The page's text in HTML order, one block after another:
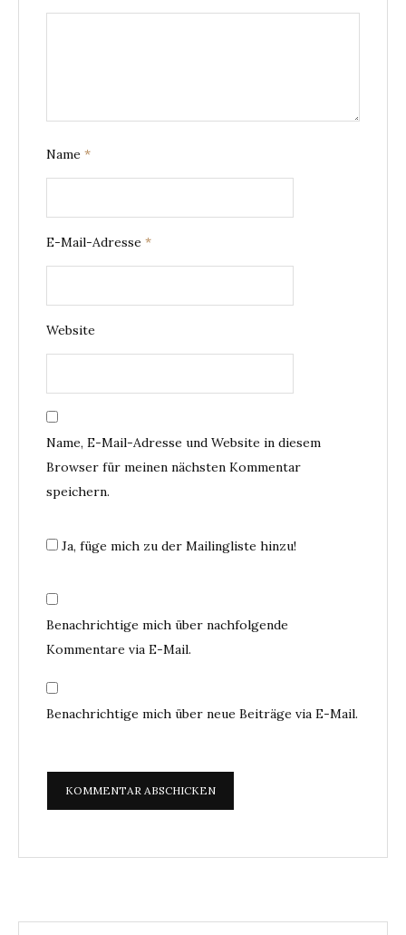
Name *
E-Mail-Adresse *
Website
Name, E-Mail-Adresse und Website in diesem
Browser für meinen nächsten Kommentar
speichern.
Ja, füge mich zu der Mailingliste hinzu!
Benachrichtige mich über nachfolgende
Kommentare via E-Mail.
Benachrichtige mich über neue Beiträge via E-Mail.